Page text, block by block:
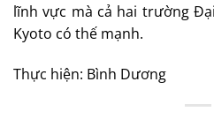
lĩnh vực mà cả hai trường
Kyoto có thế mạnh.
Thực hiện: Bình Dương